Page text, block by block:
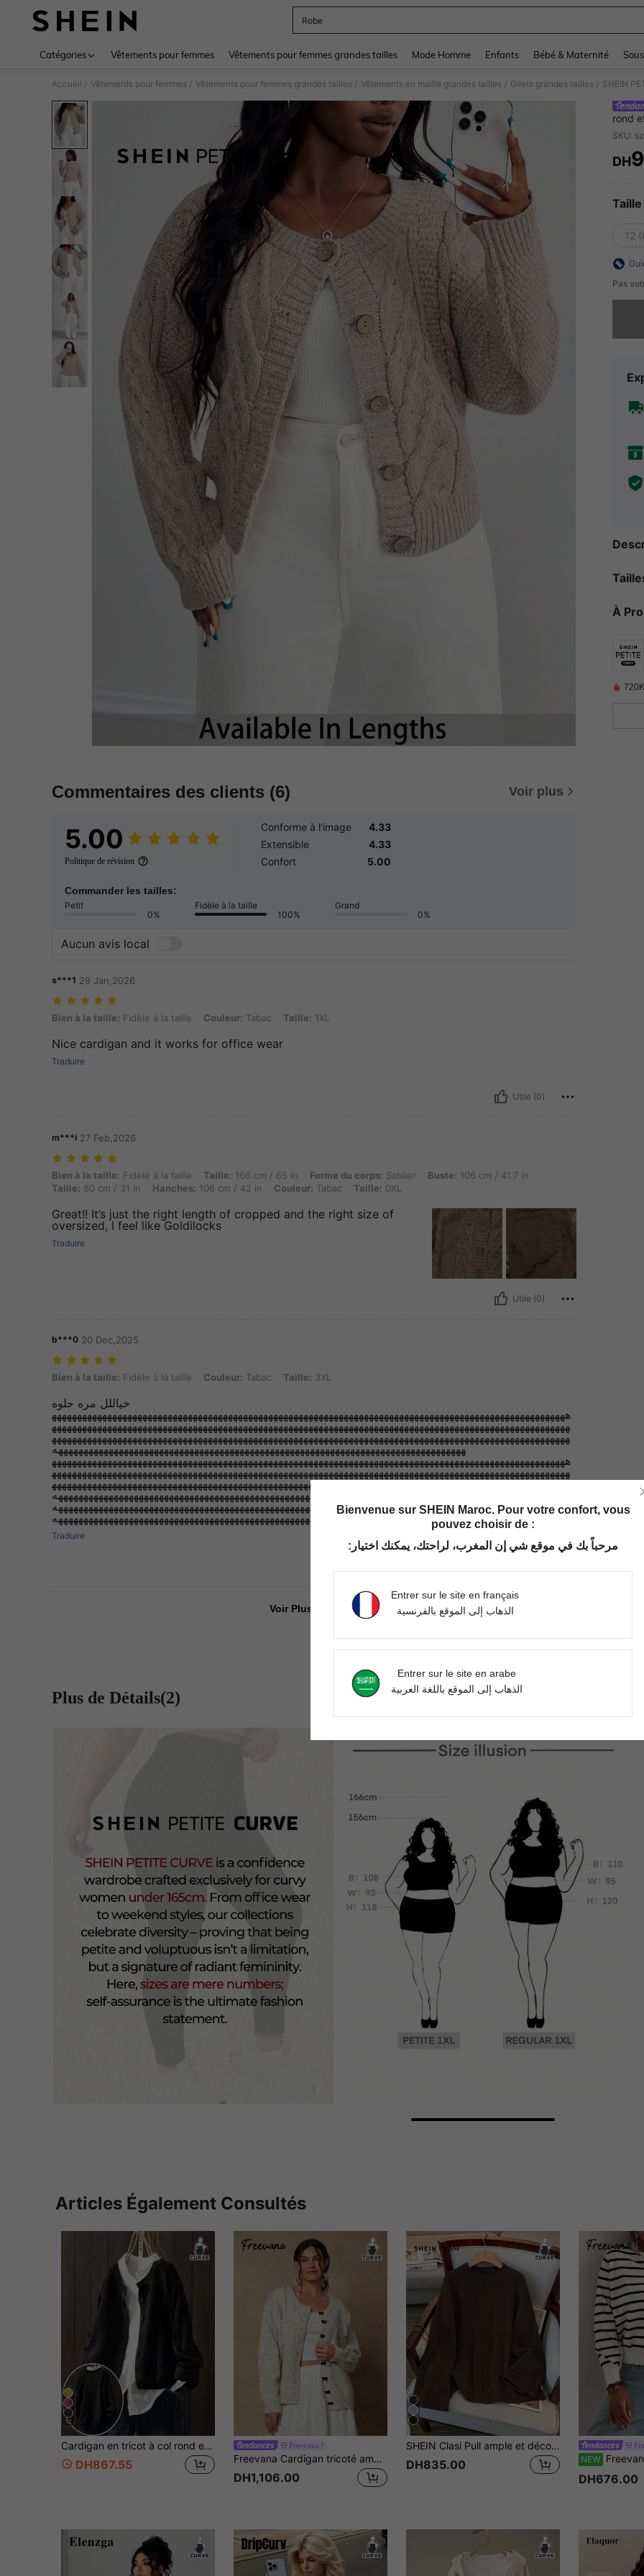
Robe
Catégories Vêtements pour femmes Vêtements pour femmes grandes tailles Mode Homme Enfants Bébé & Maternité
Accueil / Vêtements pour femmes / Vêtements pour femmes grandes tailles / Vêtements en maille grandes tailles / Gilets grandes tailles /
Commentaires des clients (6) Voir plus
5.00
Politique de révision
Conforme à l'image
4.33
Extensible
4.33
Confort
5.00
Commander les tailles:
Petit
0%
Fidèle à la taille
100%
Grand
0%
Aucun avis local
s***1 29 Jan,2026
Bien à la taille: Fidèle à la taille, Couleur: Tabac, Taille: 1XL
Bien à la taille: Fidèle à la taille Couleur: Tabac Taille: 1XL
Nice cardigan and it works for office wear
Traduire
Utile (0)
m***i 27 Feb,2026
Bien à la taille: Fidèle à la taille, Taille: 166 cm / 65 in, Forme du corps: Sablier, Buste: 106 cm / 41.7 in, Taille: 80 cm / 31 in, Hanches: 106 cm / 42 in,
Bien à la taille: Fidèle à la taille Taille: 166 cm / 65 in Forme du corps: Sablier Buste: 106 cm / 41.7 in
Taille: 80 cm / 31 in Hanches: 106 cm / 42 in Couleur: Tabac Taille: 0XL
Great!! It’s just the right length of cropped and the right size of
oversized, I feel like Goldilocks
Traduire
Utile (0)
b***0 20 Dec,2025
Bien à la taille: Fidèle à la taille, Couleur: Tabac, Taille: 3XL
Bien à la taille: Fidèle à la taille Couleur: Tabac Taille: 3XL
خياللل مره حلوه
ههههههههههههههههههههههههههههههههههههههههههههههههههههههههههههههههههههههههههههههههههههههههههههههههههههههه
ههههههههههههههههههههههههههههههههههههههههههههههههههههههههههههههههههههههههههههههههههههههههههههههههههههههه
ههههههههههههههههههههههههههههههههههههههههههههههههههههههههههههههههههههههههههههههههههههههههههههههههههههههه
هههههههههههههههههههههههههههههههههههههههههههههههههههههههههههههههههههههههههههههههههه
ههههههههههههههههههههههههههههههههههههههههههههههههههههههههههههههههههههههههههههههههههههههههههههههههههههههه
ههههههههههههههههههههههههههههههههههههههههههههههههههههههههههههههههههههههههههههههههههههههههههههههههههههههه
ههههههههههههههههههههههههههههههههههههههههههههههههههههههههههههههههههههههههههههههههههههههههههههههههههههههه
هههههههههههههههههههههههههههههههههههههههههههههههههههههههههههههههههههههههههههههههههه
هههههههههههههههههههههههههههههههههههههههههههههههههههههههههههههههههههههههههههههههههههههههههههههههههه
ههههههههههههههههههههههههههههههههههههههههههههههههههههههههههههههههههههههههههههههههههههههههههههههههههههه
Traduire
Utile (0)
Voir Plus D'avis
rond
SKU:
DH
Taille
12
Pas
À
Plus de Détails(2)
Articles Également Consultés
12
Cardigan en tricot à col rond et manches longues, grande taille, décontracté, noir, automne/hiver
DH867.55
Freevana
Freevana Cardigan tricoté ample pour femmes avec nœud décoratif, style décontracté, manches tombantes, automne/hiver
DH1,106.00
SHEIN Clasi Pull ample et décontracté à manches raglan en tricot pour femmes grandes tailles, hiver
DH835.00 NEW Freevana Cardigan col V grande taille pour
DH676.00
Bienvenue sur SHEIN Maroc. Pour votre confort, vous
pouvez choisir de :
مرحباً بك في موقع شي إن المغرب، لراحتك، يمكنك اختيار:
Entrer sur le site en français
الذهاب إلى الموقع بالفرنسية
Entrer sur le site en arabe
الذهاب إلى الموقع باللغة العربية